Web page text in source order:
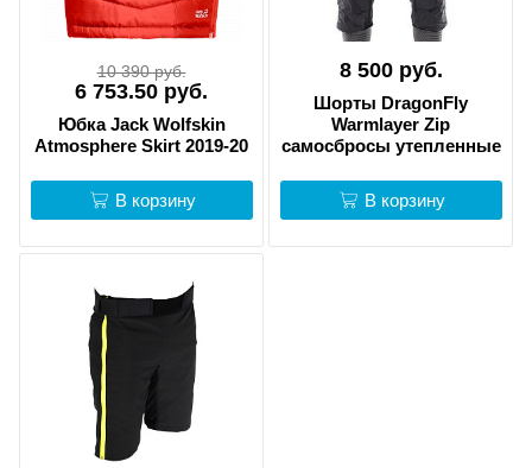
10 390 руб.
6 753.50 руб.
Юбка Jack Wolfskin
Atmosphere Skirt 2019-20
В корзину
8 500 руб.
Шорты DragonFly
Warmlayer Zip
самосбросы утепленные
В корзину